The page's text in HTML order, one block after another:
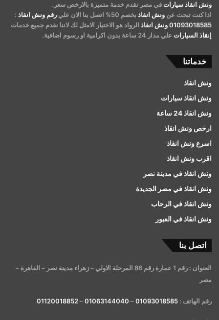
ونش انقاذ سيارات في مصر نقدم خدمة متميزة بالارخص سعر.
اذا كنت تبحث عن ونش انقاذ بخصم 50% اتصل بنا الان علي رقم ونش انقاذ :
01093018585ونش انقاذ الرواد هو الاختيار الامثل لك لاننا نقدم جميع خدمات
إنقاذ السيارات علي مدار 24 ساعة بدون اكرامية او رسوم اضافية.
خدماتنا
ونش انقاذ
ونش انقاذ سيارات
ونش انقاذ 24 ساعة
ارخص ونش انقاذ
اسرع ونش انقاذ
اقرب ونش انقاذ
ونش انقاذ في مدينة نصر
ونش انقاذ في مصر الجديدة
ونش انقاذ في الرحاب
ونش انقاذ في العبور
اتصل بنا
العنوان : رقم 1 عمارة رقم 86 المرحلة الاولي – زهراء مدينة نصر – القاهرة –
مصر
رقم الهاتف : 01093018585
–
01063144040
–
01120018852